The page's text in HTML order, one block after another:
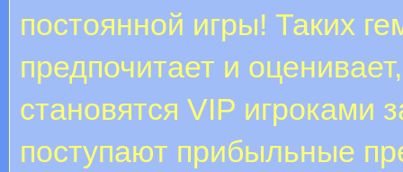
постоянной игры! Таких
предпочитает и
становятся VIP игроками
поступают прибыльные